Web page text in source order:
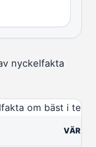
nyckelfakta
om bäst i test
VÄRDE